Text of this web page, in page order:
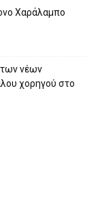
Χαράλαμπο
των νέων
χορηγού στο